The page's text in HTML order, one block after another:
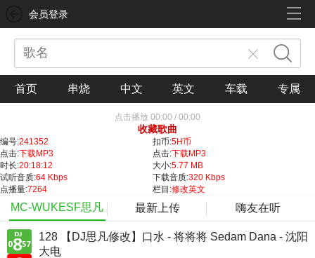
会员登录
首页 串烧 中文 英文 车载 专属
点击播放 00:00 / 00:00
收藏歌曲
编号:241352 扣币:5H币
点击:下载MP3 点击:下载MP3
时长:20:18:12 大小:5.77 MB
试听音质:64 Kbps 下载音质:320 Kbps
点播量:7264 栏目:修改英文
MC-WUKESF思凡 最新上传 嗨友在听
128 【DJ思凡修改】口水 - 将将将 Sedam Dana - 沈阳
大电